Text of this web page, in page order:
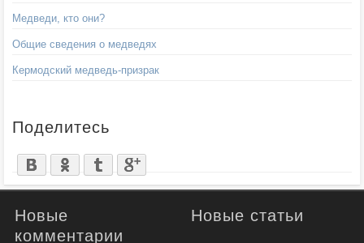
Медведи, кто они?
Общие сведения о медведях
Кермодский медведь-призрак
Поделитесь
Новые
комментарии
Новые статьи